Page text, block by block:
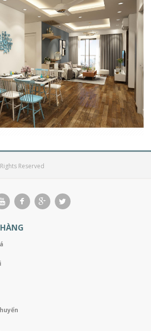
HỘ 3 PHÒNG NGỦ PHONG CÁCH HIỆN ĐẠI
Reserved